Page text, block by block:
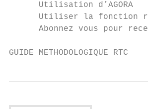
      Utilisation d’AGORA
Utiliser la fonction
Abonnez vous pour
GUIDE